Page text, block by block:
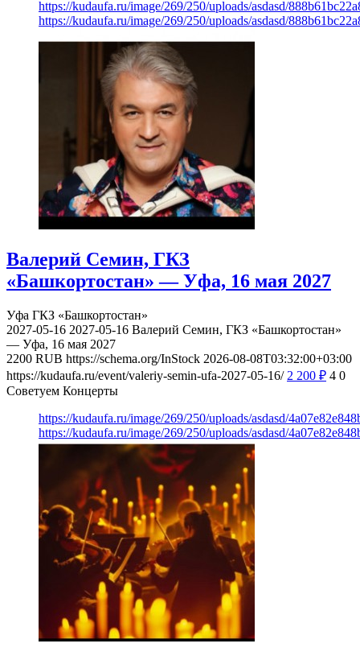
https://kudaufa.ru/image/269/250/uploads/asdasd/
https://kudaufa.ru/image/269/250/uploads/asdasd/
Валерий Семин, ГКЗ
«Башкортостан» — Уфа, 16 мая 2027
Уфа ГКЗ «Башкортостан»
2027-05-16 2027-05-16 Валерий Семин, ГКЗ «Башкортостан»
— Уфа, 16 мая 2027
2200 RUB https://schema.org/InStock 2026-08-08T03:32:00+03:00
https://kudaufa.ru/event/valeriy-semin-ufa-2027-05-16/ 2 200 ₽ 4 0
Советуем Концерты
https://kudaufa.ru/image/269/250/uploads/asdasd/
https://kudaufa.ru/image/269/250/uploads/asdasd/